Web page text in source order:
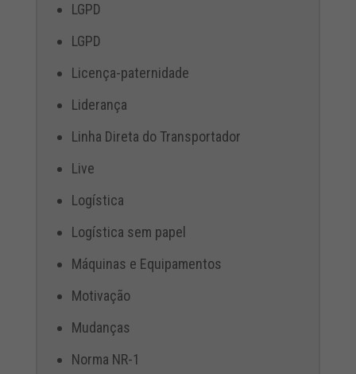
LGPD
LGPD
Licença-paternidade
Liderança
Linha Direta do Transportador
Live
Logística
Logística sem papel
Máquinas e Equipamentos
Motivação
Mudanças
Norma NR-1